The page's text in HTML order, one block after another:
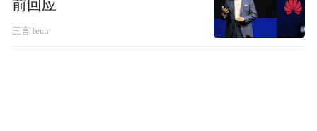
前回应
三言Tech